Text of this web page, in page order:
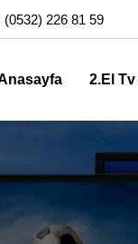
(0532) 226 81 59
2.El